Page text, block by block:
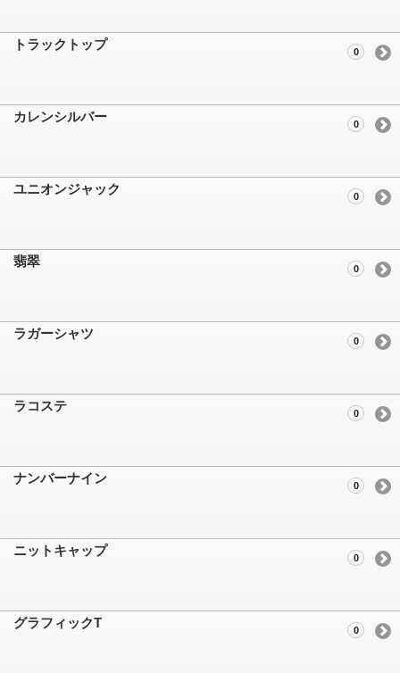
トラックトップ 0
カレンシルバー 0
ユニオンジャック 0
翡翠 0
ラガーシャツ 0
ラコステ 0
ナンバーナイン 0
ニットキャップ 0
グラフィックT 0